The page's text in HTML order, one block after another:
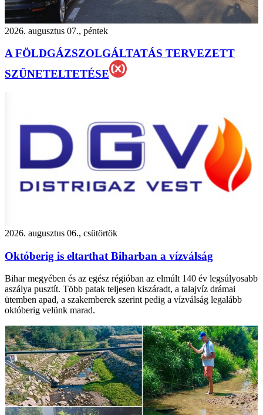
2026. augusztus 07., péntek
A FÖLDGÁZSZOLGÁLTATÁS TERVEZETT
SZÜNETELTETÉSE
2026. augusztus 06., csütörtök
Októberig is eltarthat Biharban a vízválság
Bihar megyében és az egész régióban az elmúlt 140 év legsúlyosabb
aszálya pusztít. Több patak teljesen kiszáradt, a talajvíz drámai
ütemben apad, a szakemberek szerint pedig a vízválság legalább
októberig velünk marad.